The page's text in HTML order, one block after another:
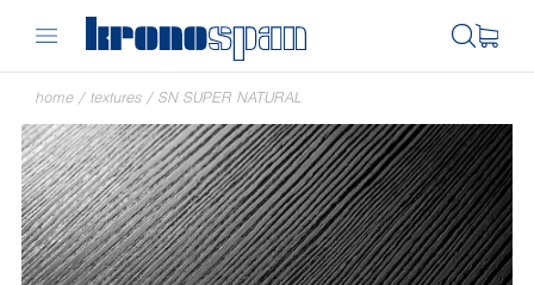
home / textures / SN SUPER NATURAL